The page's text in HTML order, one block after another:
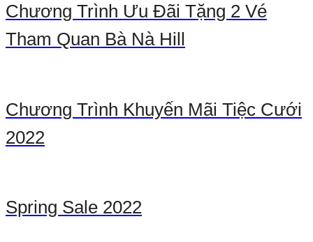
Chương Trình Ưu Đãi Tặng 2 Vé
Tham Quan Bà Nà Hill
Chương Trình Khuyến Mãi Tiệc Cưới
2022
Spring Sale 2022